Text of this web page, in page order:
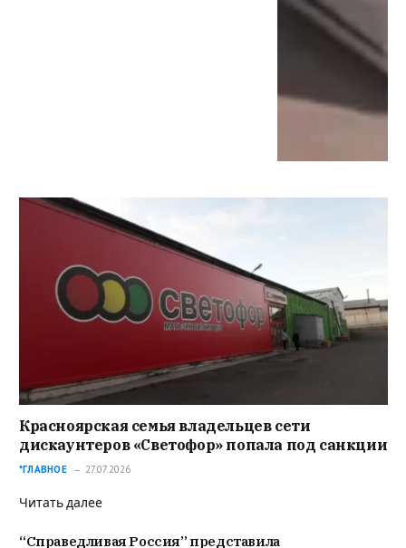
Красноярская семья владельцев сети
дискаунтеров «Светофор» попала под санкции
*ГЛАВНОЕ 27.07.2026
Читать далее
“Справедливая Россия” представила